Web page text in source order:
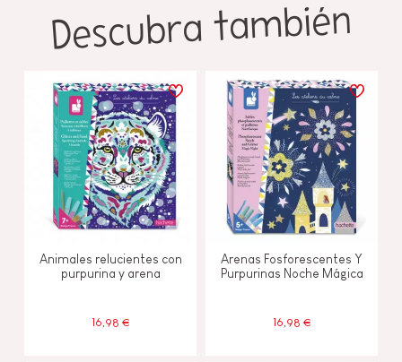
Descubra también
Animales relucientes con
purpurina y arena
16,98 €
Arenas Fosforescentes Y
Purpurinas Noche Mágica
16,98 €